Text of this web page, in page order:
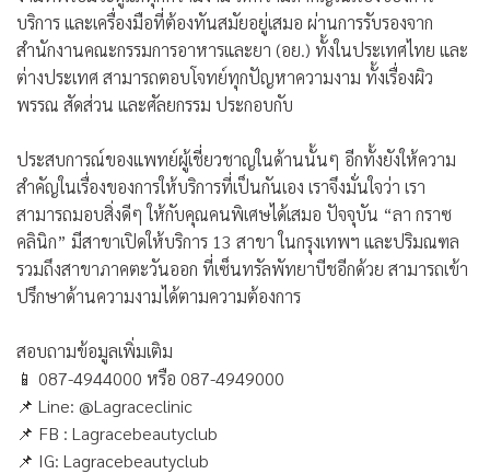
บริการ และเครื่องมือที่ต้องทันสมัยอยู่เสมอ ผ่านการรับรองจาก
สำนักงานคณะกรรมการอาหารและยา (อย.) ทั้งในประเทศไทย และ
ต่างประเทศ สามารถตอบโจทย์ทุกปัญหาความงาม ทั้งเรื่องผิว
พรรณ สัดส่วน และศัลยกรรม ประกอบกับ
ประสบการณ์ของแพทย์ผู้เชี่ยวชาญในด้านนั้นๆ อีกทั้งยังให้ความ
สำคัญในเรื่องของการให้บริการที่เป็นกันเอง เราจึงมั่นใจว่า เรา
สามารถมอบสิ่งดีๆ ให้กับคุณคนพิเศษได้เสมอ ปัจจุบัน “ลา กราซ
คลินิก” มีสาขาเปิดให้บริการ 13 สาขา ในกรุงเทพฯ และปริมณฑล
รวมถึงสาขาภาคตะวันออก ที่เซ็นทรัลพัทยาบีชอีกด้วย สามารถเข้า
ปรึกษาด้านความงามได้ตามความต้องการ
สอบถามข้อมูลเพิ่มเติม
📱 087-4944000 หรือ 087-4949000
📌 Line: @Lagraceclinic
📌 FB : Lagracebeautyclub
📌 IG: Lagracebeautyclub